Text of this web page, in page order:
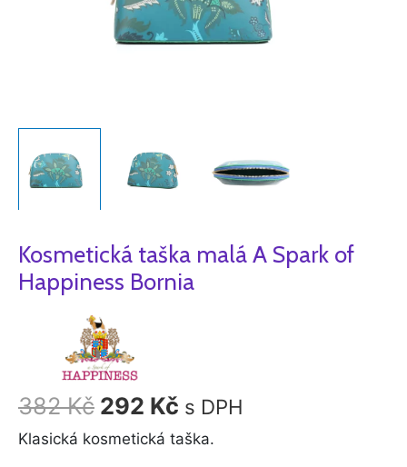
Kosmetická taška malá A Spark of
Happiness Bornia
382Kč 292 Kč s DPH
Klasická kosmetická taška.